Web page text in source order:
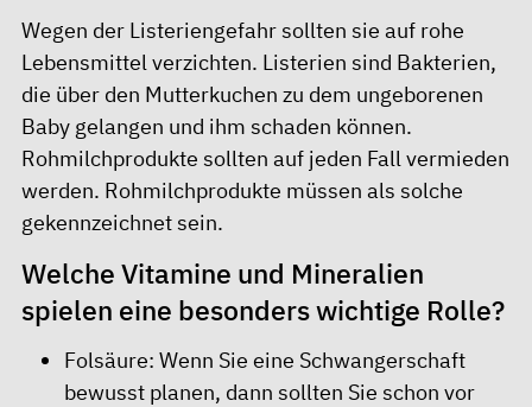
Wegen der Listeriengefahr sollten sie auf rohe
Lebensmittel verzichten. Listerien sind Bakterien,
die über den Mutterkuchen zu dem ungeborenen
Baby gelangen und ihm schaden können.
Rohmilchprodukte sollten auf jeden Fall vermieden
werden. Rohmilchprodukte müssen als solche
gekennzeichnet sein.
Welche Vitamine und Mineralien
spielen eine besonders wichtige Rolle?
Folsäure: Wenn Sie eine Schwangerschaft
bewusst planen, dann sollten Sie schon vor